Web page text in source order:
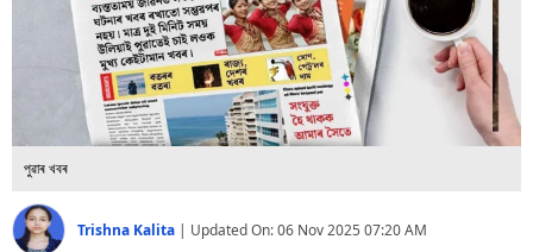
Videos
পুৱাৰ খবৰ
Trishna Kalita | Updated On:06 Nov 2025 07:20 AM